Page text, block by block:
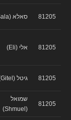
81205 סאלא (Sala)
81205 אלי (Eli)
81205 גיטל (Gitel)
81205
שמואל
(Shmuel)